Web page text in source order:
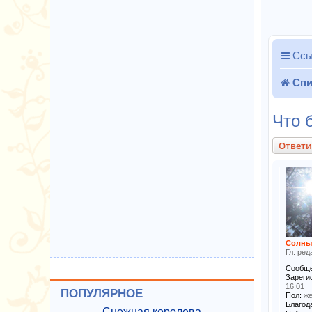
Что
Гл.
16:01
Пол:
ПОПУЛЯРНОЕ